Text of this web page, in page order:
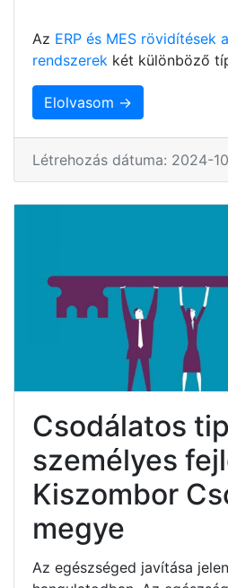
Az ERP és MES rövidítések
rendszerek két különböző
Elolvasom →
Létrehozás dátuma: 2024-
Csodálatos
személyes
Kiszombor
megye
Az egészséged javítása